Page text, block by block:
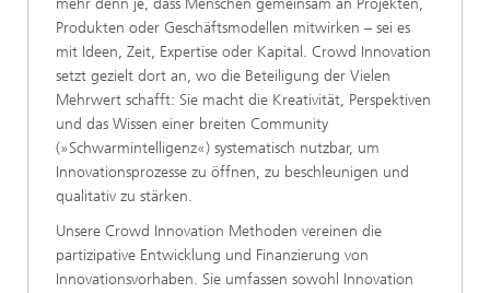
mehr denn je, dass Menschen gemeinsam an Projekten,
Produkten oder Geschäftsmodellen mitwirken – sei es
mit Ideen, Zeit, Expertise oder Kapital. Crowd Innovation
setzt gezielt dort an, wo die Beteiligung der Vielen
Mehrwert schafft: Sie macht die Kreativität, Perspektiven
und das Wissen einer breiten Community
(»Schwarmintelligenz«) systematisch nutzbar, um
Innovationsprozesse zu öffnen, zu beschleunigen und
qualitativ zu stärken.
Unsere Crowd Innovation Methoden vereinen die
partizipative Entwicklung und Finanzierung von
Innovationsvorhaben. Sie umfassen sowohl Innovation